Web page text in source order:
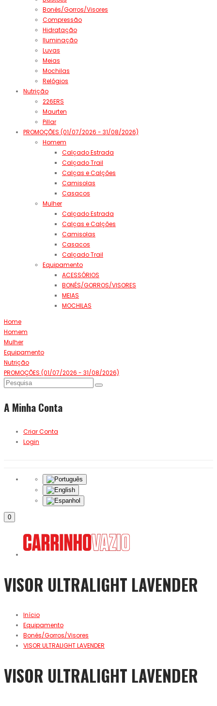
Bonés/Gorros/Visores
Compressão
Hidratação
Iluminação
Luvas
Meias
Mochilas
Relógios
Nutrição
226ERS
Maurten
Pillar
PROMOÇÕES (01/07/2026 - 31/08/2026)
Homem
Calçado Estrada
Calçado Trail
Calças e Calções
Camisolas
Casacos
Mulher
Calçado Estrada
Calças e Calções
Camisolas
Casacos
Calçado Trail
Equipamento
ACESSÓRIOS
BONÉS/GORROS/VISORES
MEIAS
MOCHILAS
Home
Homem
Mulher
Equipamento
Nutrição
PROMOÇÕES (01/07/2026 - 31/08/2026)
A Minha Conta
Criar Conta
Login
0
VISOR ULTRALIGHT LAVENDER
Início
Equipamento
Bonés/Gorros/Visores
VISOR ULTRALIGHT LAVENDER
VISOR ULTRALIGHT LAVENDER